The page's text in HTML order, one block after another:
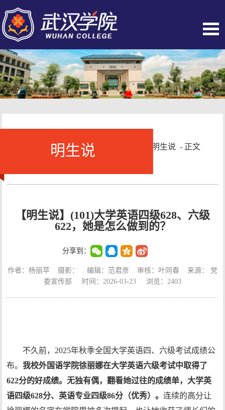
明生说
当前位置：首页 明生说- 正文
【明生说】(101)大学英语四级628、六级
622，她是怎么做到的？
分享到：
作者：杨丽苹 摄影： 编辑：范君彦 审核：叶同春 来源： 党
委宣传部 时间：2026-03-23 浏览： 2403
不久前，2025年秋季全国大学英语四、六级考试成绩公
布。我校外国语学院徐丽娜在大学英语六级考试中取得了
622分的好成绩。无独有偶，翻看她过往的成绩单，大学英
语四级628分、英语专业四级86分（优秀）。连续的高分让